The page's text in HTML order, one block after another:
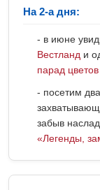
На 2-а дня:
- в июне
Вестланд и
парад
- посетим
забыв
«Легенды,